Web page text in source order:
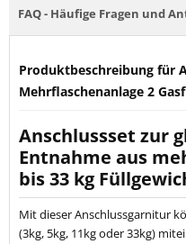
FAQ - Häufige Fragen und
Produktbeschreibung für
Mehrflaschenanlage 2
Anschlussset zur
Entnahme aus
bis 33 kg
Mit dieser Anschlussgarnitur
(3kg, 5kg, 11kg oder 33kg)